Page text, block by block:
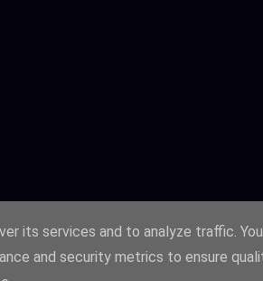
Fourni par Blogger
its services and to analyze traffic.
and security metrics to ensure